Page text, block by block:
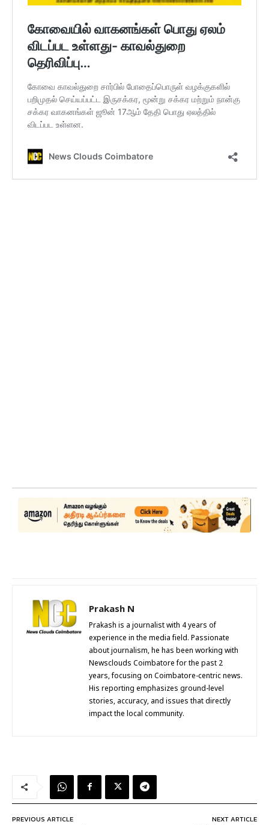
Prakash N
Prakash is a journalist with 4 years of
experience in the media field. Passionate
about journalism, he has been working with
Newsclouds Coimbatore for the past 2
years, focusing on Coimbatore-centric news.
His reporting emphasizes ground-level
stories, accuracy, and issues that directly
impact the local community.
PREVIOUS ARTICLE NEXT ARTICLE